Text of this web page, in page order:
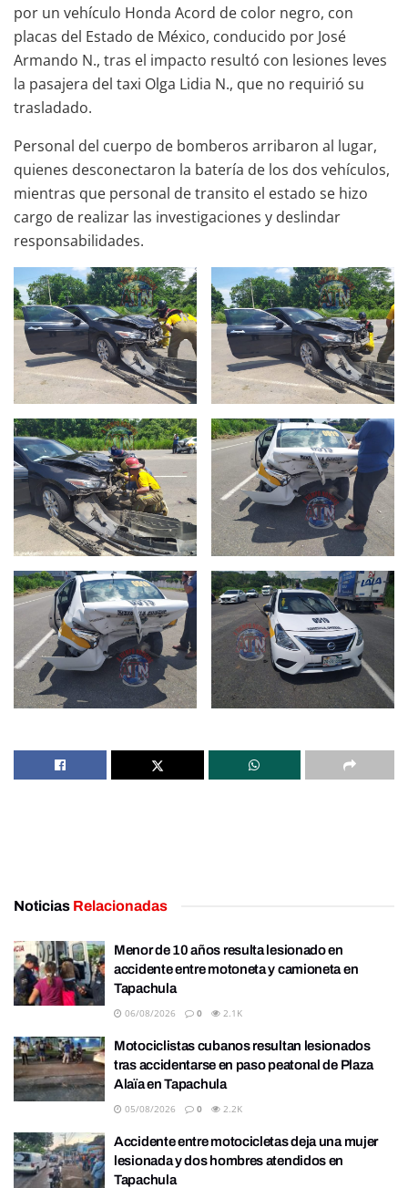
por un vehículo Honda Acord de color negro, con
placas del Estado de México, conducido por José
Armando N., tras el impacto resultó con lesiones leves
la pasajera del taxi Olga Lidia N., que no requirió su
trasladado.
Personal del cuerpo de bomberos arribaron al lugar,
quienes desconectaron la batería de los dos vehículos,
mientras que personal de transito el estado se hizo
cargo de realizar las investigaciones y deslindar
responsabilidades.
Noticias Relacionadas
Menor de 10 años resulta lesionado en
accidente entre motoneta y camioneta en
Tapachula
06/08/2026 0 2.1K
Motociclistas cubanos resultan lesionados
tras accidentarse en paso peatonal de Plaza
Alaïa en Tapachula
05/08/2026 0 2.2K
Accidente entre motocicletas deja una mujer
lesionada y dos hombres atendidos en
Tapachula